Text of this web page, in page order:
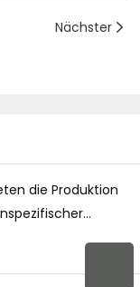
Nächster
die Produktion